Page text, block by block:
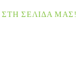
ΣΕΛΙΔΑ ΜΑΣ!